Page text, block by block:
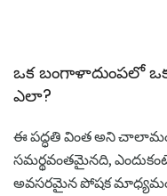
ఒక బంగాళాదుంపలో ఒక
ఎలా?
ఈ పద్ధతి వింత అని
సమర్థవంతమైనది,
అవసరమైన పోషక